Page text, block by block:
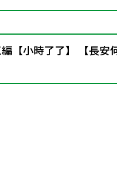
【小時了了】 【長安